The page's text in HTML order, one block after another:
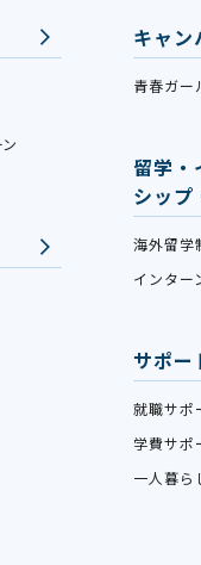
キャン
青春ガー
留学・
シップ
海外留学
インター
サポー
就職サポ
学費サポ
一人暮ら